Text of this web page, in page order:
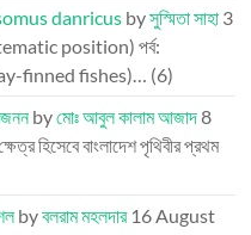
danricus byসুস্মিতা সাহা 3
position) পর্ব:
finned fishes)… (6)
byমোঃ আবুল কালাম আজাদ8
হিসেবে বাংলাদেশ পৃথিবীর প্রথম
byবলরাম মহলদার 16 August